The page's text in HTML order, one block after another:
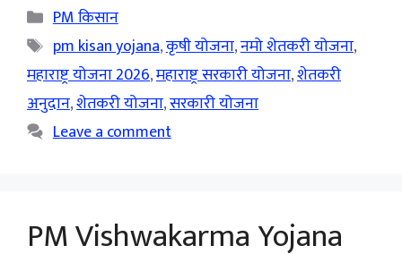
Categories
PM किसान
Tags
pm kisan yojana,कृषी योजना,नमो शेतकरी योजना,
महाराष्ट्र योजना 2026,महाराष्ट्र सरकारी योजना,शेतकरी
अनुदान,शेतकरी योजना,सरकारी योजना
Leave a comment
PM Vishwakarma Yojana